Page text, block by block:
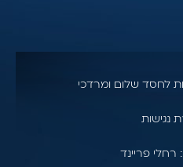
לחסד שלום ומרדכי
נגישות
רחלי פריינד